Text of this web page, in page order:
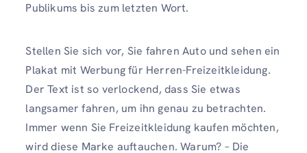
Publikums bis zum letzten Wort.
Stellen Sie sich vor, Sie fahren Auto und sehen ein
Plakat mit Werbung für Herren-Freizeitkleidung.
Der Text ist so verlockend, dass Sie etwas
langsamer fahren, um ihn genau zu betrachten.
Immer wenn Sie Freizeitkleidung kaufen möchten,
wird diese Marke auftauchen. Warum? – Die